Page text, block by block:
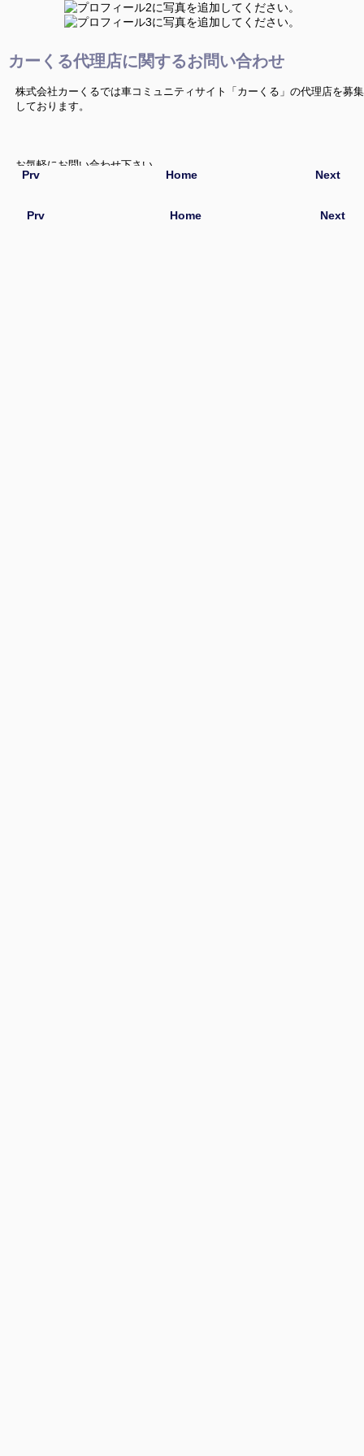
カーくる代理店に関するお問い合わせ
株式会社カーくるでは車コミュニティサイト「カーくる」の代理店を募集
しております。
お気軽にお問い合わせ下さい。
Next
Prv Home
Prv Next
Home